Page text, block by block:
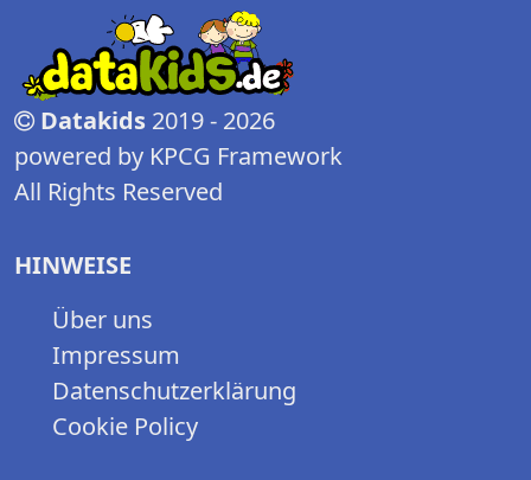
Datakids 2019 - 2026
powered by KPCG Framework
All Rights Reserved
HINWEISE
Über uns
Impressum
Datenschutzerklärung
Cookie Policy